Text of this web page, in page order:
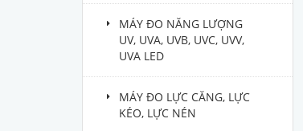
MÁY ĐO NĂNG LƯỢNG
UV, UVA, UVB, UVC, UVV,
UVA LED
MÁY ĐO LỰC CĂNG, LỰC
KÉO, LỰC NÉN